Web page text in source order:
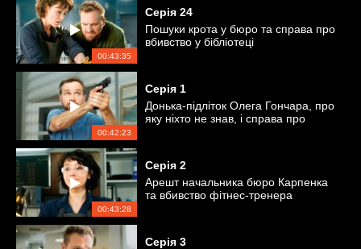
00:43:35
Серія 24
Пошуки крота у бюро та справа про
вбивство у бібліотеці
00:42:23
Серія 1
Донька-підліток Олега Гончара, про
яку ніхто не знав, і справа про
00:43:28
Серія 2
Арешт начальника бюро Карпенка
та вбивство фітнес-тренера
Серія 3